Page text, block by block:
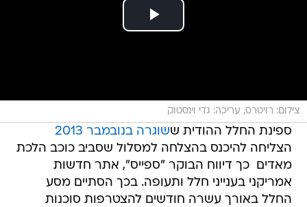
צילום: רויטרס, עריכה: גדי וינסטוק
ספינת החלל ההודית ששוגרה בנובמבר 2013
הצליחה להיכנס בהצלחה למסלול שסביב כוכב הלכת
מאדים  כך דיווח הבוקר "ספייס", אתר חדשות
אמריקני בענייני חלל ותעופה. בכך הסתיים מסע
החלל באורך עשרה חודשים להצטרפות סוכנות